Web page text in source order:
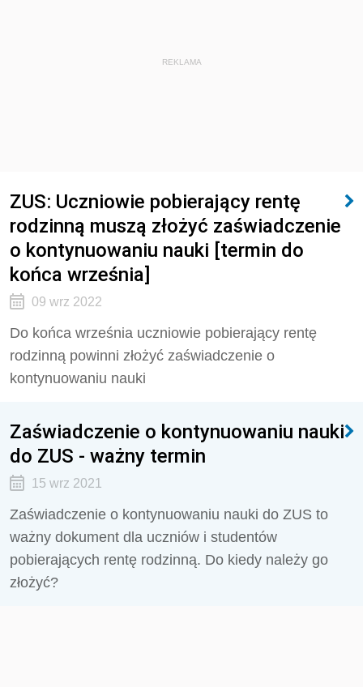
REKLAMA
ZUS: Uczniowie pobierający rentę
rodzinną muszą złożyć zaświadczenie
o kontynuowaniu nauki [termin do
końca września]
09 wrz 2022
Do końca września uczniowie pobierający rentę
rodzinną powinni złożyć zaświadczenie o
kontynuowaniu nauki
Zaświadczenie o kontynuowaniu nauki
do ZUS - ważny termin
15 wrz 2021
Zaświadczenie o kontynuowaniu nauki do ZUS to
ważny dokument dla uczniów i studentów
pobierających rentę rodzinną. Do kiedy należy go
złożyć?